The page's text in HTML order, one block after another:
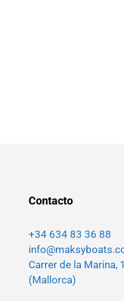
Contacto
+34 634 83 36 88
Carrer de la Marina,
(Mallorca)